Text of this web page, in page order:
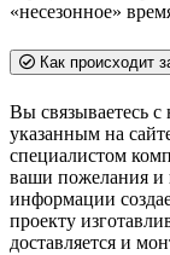
«несезонное»
Как происходит
Вы связываетесь
указанным на
специалистом
ваши пожелания и
информации
проекту
доставляется и